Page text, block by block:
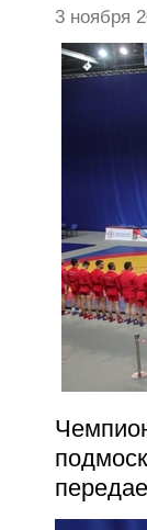
3 ноября